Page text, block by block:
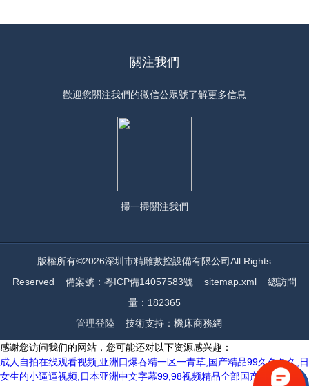
關注我們
歡迎您關注我們的微信公眾號了解更多信息
掃一掃關注我們
版權所有©2026深圳市精雕數控設備有限公司All Rights
Reserved 備案號：粵ICP備14057583號 sitemap.xml總訪問
量：182365
管理登陸技術支持： 機床商務網
感谢您访问我们的网站，您可能还对以下资源感兴趣：
成人自拍在线观看视频,亚洲口爆吞精一区一青草,国产精品99久久久久,日
女生的小逼逼视频,日本亚洲中文字幕99,98视频精品全部国产,日韩精品